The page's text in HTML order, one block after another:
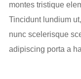
montes tristique
Tincidunt lundium
nunc scelerisque
adipiscing porta a